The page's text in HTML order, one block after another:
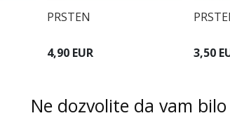
PRSTEN
4,90 EUR 3,50
Ne dozvolite da vam